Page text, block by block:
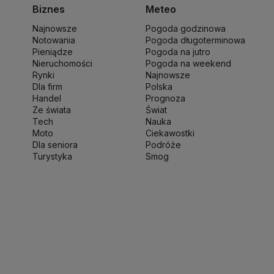
WałęsaLewica
Lotto
NarodowejMinisterstwo Rolnictwa
FinansówMinisterstwo Klimatu i Środowiska
Spraw ZagranicznychMoskwa
ZdrowiaNASA
Nord Stream 2
PentagonPiotr Gliński PKB PolskiPKO BP
Prezes NBP Adam Glapiński
Prezydent RP
Ryszard Petru
terytorialnySędziowie
PolskaSztuczna inteligencja
Biznes
Najnowsze
Notowania
Pieniądze
Nieruchomości
Rynki
Dla firm
Handel
Ze świata
Tech
Moto
Dla seniora
Turystyka
Meteo
Pogoda godzinowa
Pogoda długoterminowa
Pogoda na jutro
Pogoda na weekend
Najnowsze
Polska
Prognoza
Świat
Nauka
Ciekawostki
Podróże
Smog